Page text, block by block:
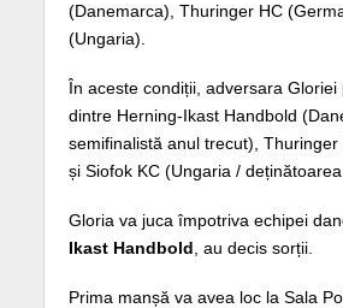
(Danemarca), Thuringer HC
(Ungaria).
În aceste condiții, adversara
dintre Herning-Ikast Handbold
semifinalistă anul trecut), Thuringer
și Siofok KC (Ungaria / deținătoarea
Gloria va juca împotriva echipei
Ikast Handbold , au decis sorții.
Prima manșă va avea loc la Sala